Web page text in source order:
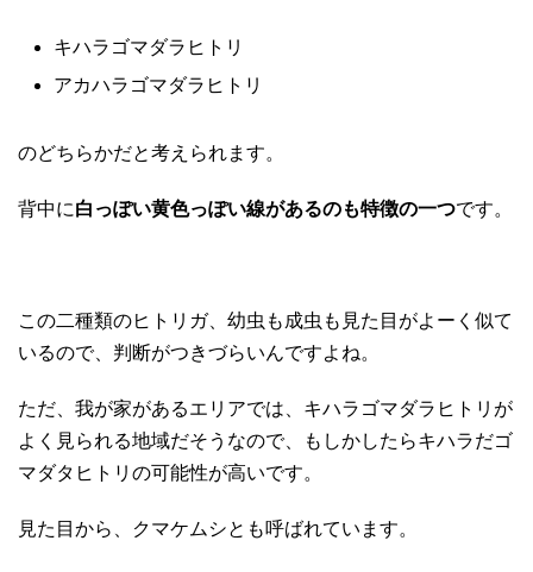
キハラゴマダラヒトリ
アカハラゴマダラヒトリ
のどちらかだと考えられます。
背中に白っぽい黄色っぽい線があるのも特徴の一つです。
この二種類のヒトリガ、幼虫も成虫も見た目がよーく似て
いるので、判断がつきづらいんですよね。
ただ、我が家があるエリアでは、キハラゴマダラヒトリが
よく見られる地域だそうなので、もしかしたらキハラだゴ
マダタヒトリの可能性が高いです。
見た目から、クマケムシとも呼ばれています。